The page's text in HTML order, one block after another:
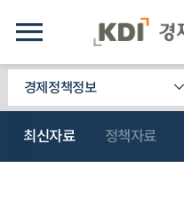
경제정책정보
최신자료 정책자료